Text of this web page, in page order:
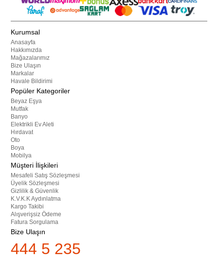
Kurumsal
Anasayfa
Hakkımızda
Mağazalarımız
Bize Ulaşın
Markalar
Havale Bildirimi
Popüler Kategoriler
Beyaz Eşya
Mutfak
Banyo
Elektrikli Ev Aleti
Hırdavat
Oto
Boya
Mobilya
Müşteri İlişkileri
Mesafeli Satış Sözleşmesi
Üyelik Sözleşmesi
Gizlilik & Güvenlik
K.V.K.K Aydınlatma
Kargo Takibi
Alışverişsiz Ödeme
Fatura Sorgulama
Bize Ulaşın
444 5 235